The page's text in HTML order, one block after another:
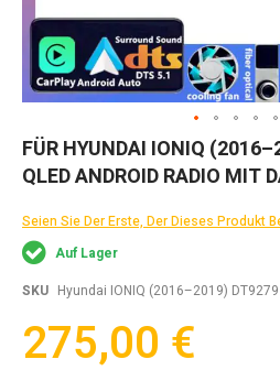
Zum
der
springen
FÜR HYUNDAI IONIQ
QLED ANDROID RADIO MIT
Seien Sie Der Erste, Der Dieses Produkt
Auf Lager
SKU Hyundai IONIQ (2016–2019) DT9279
275,00 €